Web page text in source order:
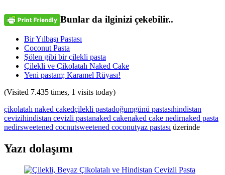
Bunlar da ilginizi çekebilir..
Bir Yılbaşı Pastası
Coconut Pasta
Şölen gibi bir çilekli pasta
Çilekli ve Çikolatalı Naked Cake
Yeni pastam; Karamel Rüyası!
(Visited 7.435 times, 1 visits today)
çikolatalı naked cakedçilekli pastadoğumgünü pastasıhindistan
cevizihindistan cevizli pastanaked cakenaked cake nedirnaked pasta
nedirsweetened cocnutsweetened coconutyaz pastası üzerinde
Yazı dolaşımı